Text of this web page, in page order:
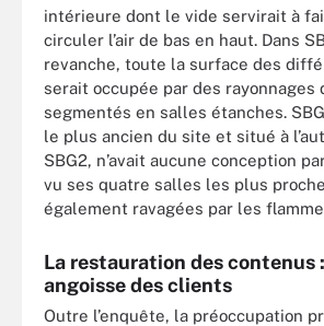
intérieure dont le vide servirait à
circuler l’air de bas en haut. Dans
revanche, toute la surface des
serait occupée par des rayonnages
segmentés en salles étanches.
le plus ancien du site et situé à
SBG2, n’avait aucune conception
vu ses quatre salles les plus
également ravagées par les
La restauration des contenus
angoisse des clients
Outre l’enquête, la préoccupation